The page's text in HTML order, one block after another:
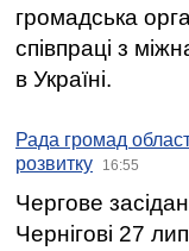
громадська
співпраці з
в Україні.
Рада громад
розвитку
16:55
Чергове
Чернігові 27